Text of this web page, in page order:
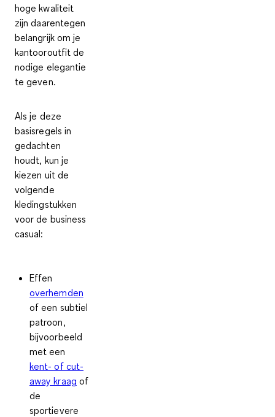
hoge kwaliteit
zijn daarentegen
belangrijk om je
kantooroutfit de
nodige elegantie
te geven.
Als je deze
basisregels in
gedachten
houdt, kun je
kiezen uit de
volgende
kledingstukken
voor de business
casual:
Effen
overhemden
of een subtiel
patroon,
bijvoorbeeld
met een
kent- of cut-
away kraag of
de
sportievere